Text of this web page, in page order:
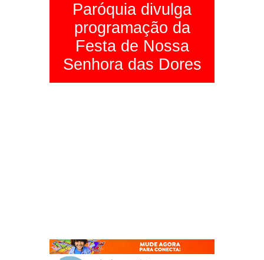
Paróquia divulga
programação da
Festa de Nossa
Senhora das Dores